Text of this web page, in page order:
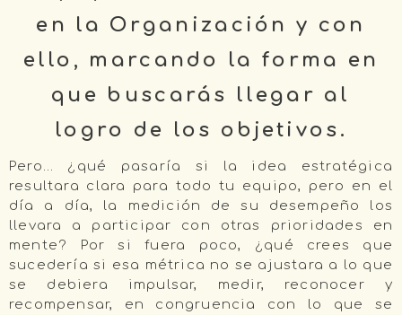
en la Organización y con
ello, marcando la forma en
que buscarás llegar al
logro de los objetivos.
Pero… ¿qué pasaría si la idea estratégica
resultara clara para todo tu equipo, pero en el
día a día, la medición de su desempeño los
llevara a participar con otras prioridades en
mente? Por si fuera poco, ¿qué crees que
sucedería si esa métrica no se ajustara a lo que
se debiera impulsar, medir, reconocer y
recompensar, en congruencia con lo que se